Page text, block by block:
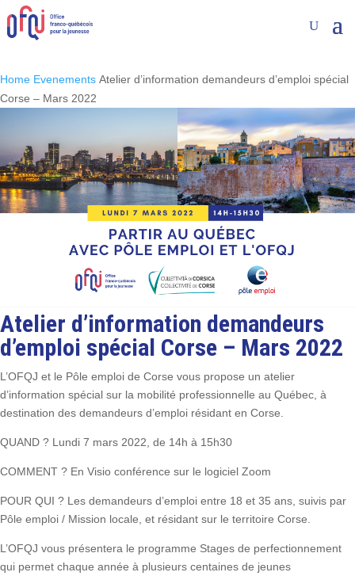
Home Evenements Atelier d’information demandeurs d’emploi spécial
Corse – Mars 2022
Atelier d’information demandeurs
d’emploi spécial Corse – Mars 2022
L’OFQJ et le Pôle emploi de Corse vous propose un atelier
d’information spécial sur la mobilité professionnelle au Québec, à
destination des demandeurs d’emploi résidant en Corse.
QUAND ? Lundi 7 mars 2022, de 14h à 15h30
COMMENT ? En Visio conférence sur le logiciel Zoom
POUR QUI ? Les demandeurs d’emploi entre 18 et 35 ans, suivis par
Pôle emploi / Mission locale, et résidant sur le territoire Corse.
L’OFQJ vous présentera le programme Stages de perfectionnement
qui permet chaque année à plusieurs centaines de jeunes